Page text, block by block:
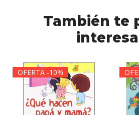
También te
OFERTA -10%